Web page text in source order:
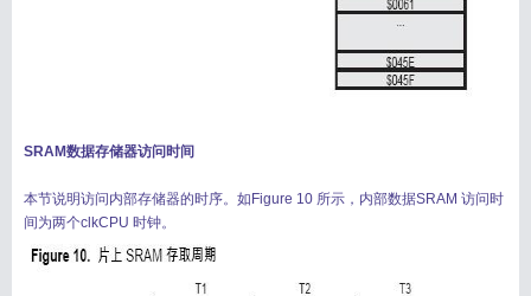
用户
搜索
SRAM数据存储器访问时间
本节说明访问内部存储器的时序。如Figure 10 所示，内部数据SRAM 访问时
间为两个clkCPU 时钟。